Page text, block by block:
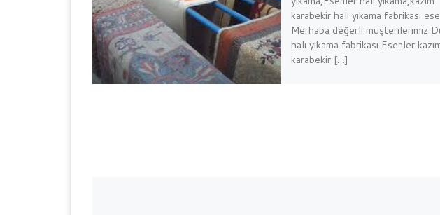
karabekir halı yıkama fabrikası
Merhaba değerli müşterilerimiz
halı yıkama fabrikası Esenler
karabekir […]